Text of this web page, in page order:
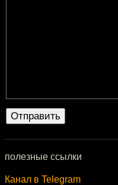
полезные ссылки
Канал в Telegram